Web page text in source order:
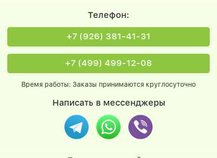
Телефон:
+7 (926) 381-41-31
+7 (499) 499-12-08
Время работы: Заказы принимаются круглосуточно
Написать в мессенджеры